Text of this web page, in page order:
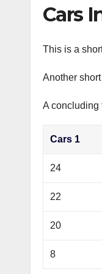
Cars
This is a
Another
A concluding
Cars 1
24
22
20
8